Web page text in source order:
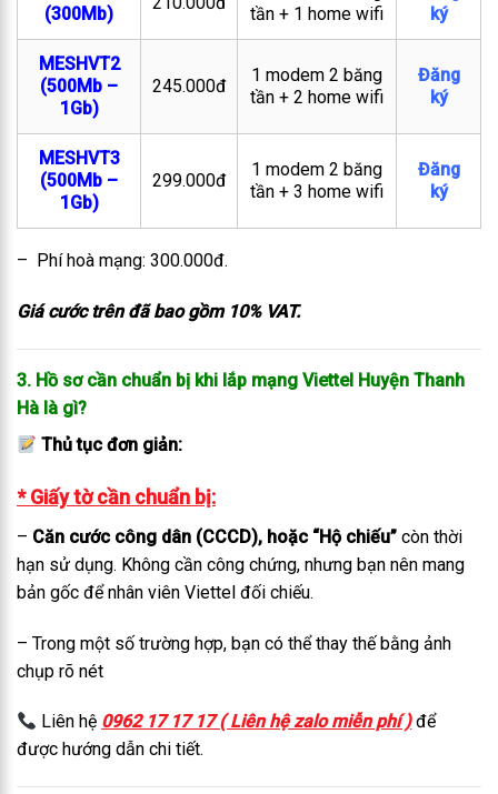
(300Mb)
tần + 1 home wifi
ký
MESHVT2
(500Mb –
1Gb)
245.000đ
1 modem 2 băng
tần + 2 home wifi
Đăng
ký
MESHVT3
(500Mb –
1Gb)
299.000đ
1 modem 2 băng
tần + 3 home wifi
Đăng
ký
– Phí hoà mạng: 300.000đ.
Giá cước trên đã bao gồm 10% VAT.
3. Hồ sơ cần chuẩn bị khi lắp mạng Viettel Huyện Thanh
Hà là gì?
Thủ tục đơn giản:
* Giấy tờ cần chuẩn bị:
– Căn cước công dân (CCCD), hoặc “Hộ chiếu” còn thời
hạn sử dụng. Không cần công chứng, nhưng bạn nên mang
bản gốc để nhân viên Viettel đối chiếu.
– Trong một số trường hợp, bạn có thể thay thế bằng ảnh
chụp rõ nét
Liên hệ 0962 17 17 17 ( Liên hệ zalo miễn phí ) để
được hướng dẫn chi tiết.